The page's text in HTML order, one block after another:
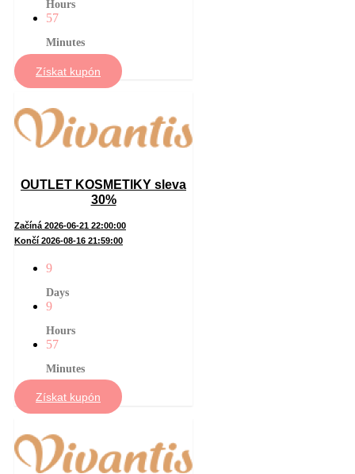
Hours
57
Minutes
Získat kupón
OUTLET KOSMETIKY sleva
30%
Začíná 2026-06-21 22:00:00
Končí 2026-08-16 21:59:00
9
Days
9
Hours
57
Minutes
Získat kupón